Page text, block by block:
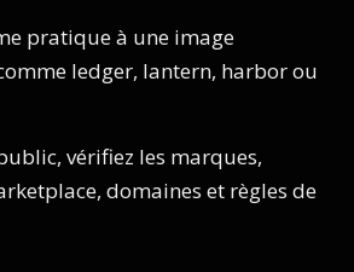
pratique à une image
ledger, lantern, harbor ou
vérifiez les marques,
domaines et règles de